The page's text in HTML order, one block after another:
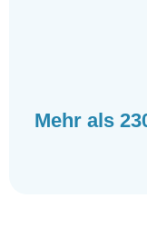
Mehr als